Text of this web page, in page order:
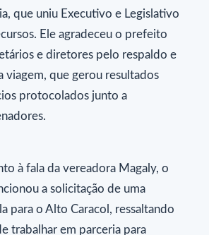
que uniu Executivo e Legislativo
Ele agradeceu o prefeito
e diretores pelo respaldo e
viagem, que gerou resultados
protocolados junto a
à fala da vereadora Magaly, o
a solicitação de uma
para o Alto Caracol, ressaltando
trabalhar em parceria para